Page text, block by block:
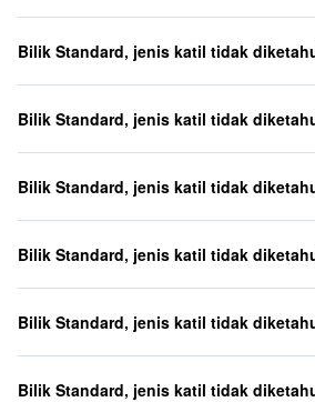
Bilik Standard, jenis katil tidak
Bilik Standard, jenis katil tidak
Bilik Standard, jenis katil tidak
Bilik Standard, jenis katil tidak
Bilik Standard, jenis katil tidak
Bilik Standard, jenis katil tidak